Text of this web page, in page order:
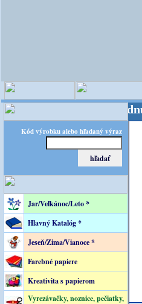
Kód výrobku alebo hľadaný výraz
Jar/Veľkánoc/Leto *
Hlavný Katalóg *
Jeseň/Zima/Vianoce *
Farebné papiere
Kreativita s papierom
Vyrezávačky, noznice, pečiatky,
Kvalita za výhodnú cenu!